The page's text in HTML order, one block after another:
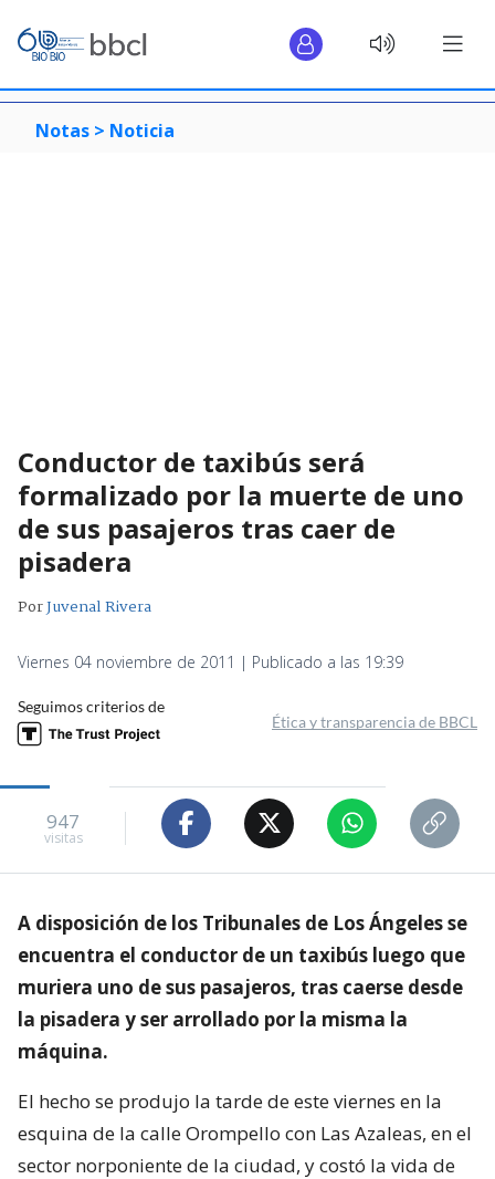
Notas > Noticia
Conductor de taxibús será
formalizado por la muerte de uno
de sus pasajeros tras caer de
pisadera
PorJuvenal Rivera
Viernes 04 noviembre de 2011 | Publicado a las 19:39
Seguimos criterios de
Ética y transparencia de BBCL
947
visitas
A disposición de los Tribunales de Los Ángeles se
encuentra el conductor de un taxibús luego que
muriera uno de sus pasajeros, tras caerse desde
la pisadera y ser arrollado por la misma la
máquina.
El hecho se produjo la tarde de este viernes en la
esquina de la calle Orompello con Las Azaleas, en el
sector norponiente de la ciudad, y costó la vida de